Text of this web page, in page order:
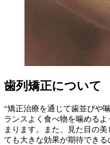
歯列矯正について
“矯正治療を通じて歯並びや
ランスよく食べ物を噛める
まります。また、見た目の
ても大きな効果が期待でき